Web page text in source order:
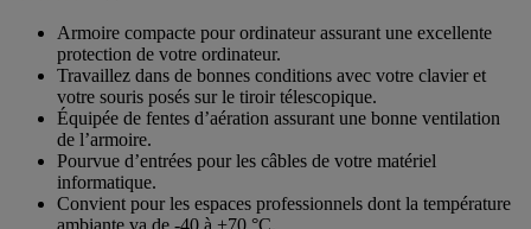
avis
étoiles.
Armoire compacte pour ordinateur assurant une excellente
protection de votre ordinateur.
Travaillez dans de bonnes conditions avec votre clavier et
votre souris posés sur le tiroir télescopique.
Équipée de fentes d’aération assurant une bonne ventilation
de l’armoire.
Pourvue d’entrées pour les câbles de votre matériel
informatique.
Convient pour les espaces professionnels dont la température
ambiante va de -40 à +70 °C.